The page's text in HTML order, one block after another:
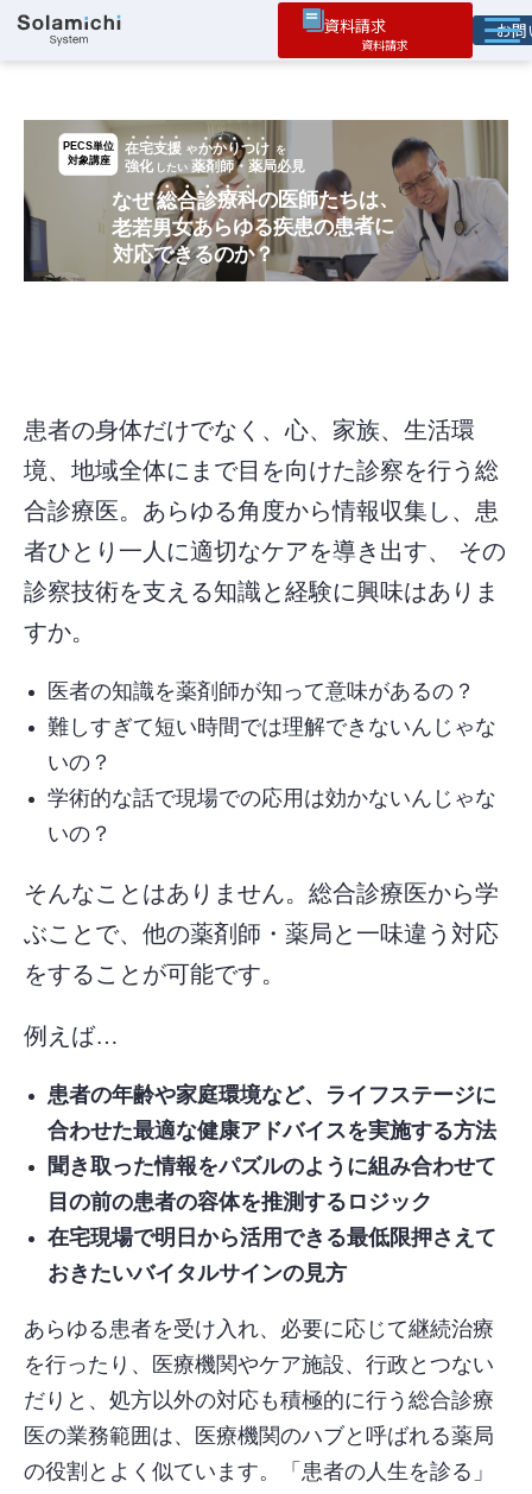
資料請求 お
サービス
オプション機能
お役立ち情報
導入事例
患者の身体だけでなく、心、家族、生活環
境、地域全体にまで目を向けた診察を行う総
合診療医。あらゆる角度から情報収集し、患
者ひとり一人に適切なケアを導き出す、 その
診察技術を支える知識と経験に興味はありま
すか。
医者の知識を薬剤師が知って意味があるの？
難しすぎて短い時間では理解できないんじゃな
いの？
学術的な話で現場での応用は効かないんじゃな
いの？
そんなことはありません。総合診療医から学
ぶことで、他の薬剤師・薬局と一味違う対応
をすることが可能です。
例えば…
患者の年齢や家庭環境など、ライフステージに
合わせた最適な健康アドバイスを実施する方法
聞き取った情報をパズルのように組み合わせて
目の前の患者の容体を推測するロジック
在宅現場で明日から活用できる最低限押さえて
おきたいバイタルサインの見方
あらゆる患者を受け入れ、必要に応じて継続治療
を行ったり、医療機関やケア施設、行政とつない
だりと、処方以外の対応も積極的に行う総合診療
医の業務範囲は、医療機関のハブと呼ばれる薬局
の役割とよく似ています。「患者の人生を診る」